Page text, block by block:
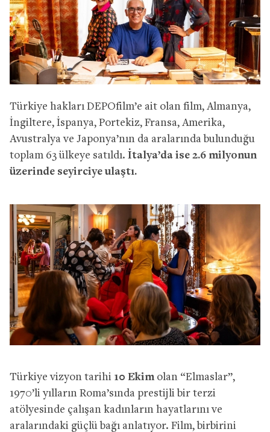
Türkiye hakları DEPOfilm’e ait olan film, Almanya,
İngiltere, İspanya, Portekiz, Fransa, Amerika,
Avustralya ve Japonya’nın da aralarında bulunduğu
toplam 63 ülkeye satıldı. İtalya’da ise 2.6 milyonun
üzerinde seyirciye ulaştı.
Türkiye vizyon tarihi 10 Ekimolan “Elmaslar”,
1970’li yılların Roma’sında prestijli bir terzi
atölyesinde çalışan kadınların hayatlarını ve
aralarındaki güçlü bağı anlatıyor. Film, birbirini